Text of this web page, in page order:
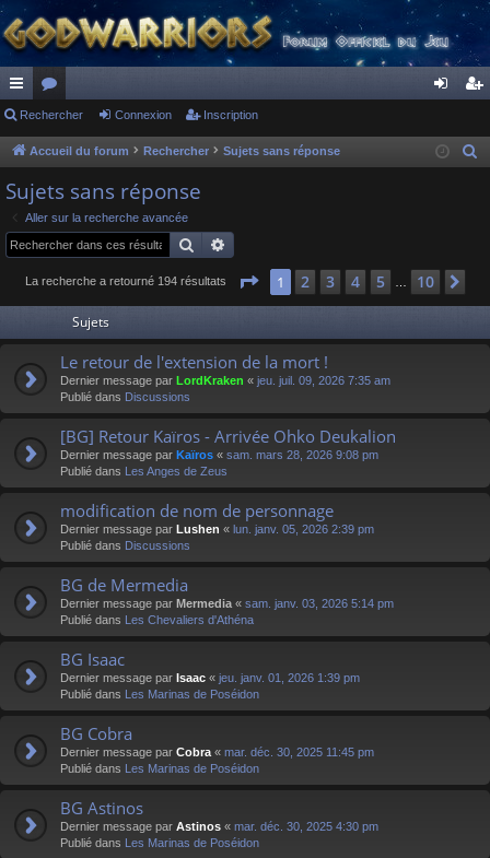
ac
co
ur
ci
s
or
u
s
ne cri
Rechercher Connexion Inscription
Accueil du forum Rechercher Sujets sans réponse
e
Sujets sans réponse
Aller sur la recherche avancée
Rechercher
La recherche a retourné 194 résultats Page 1sur 10
1 2 3 4 5 10
Sujets
Le retour de l'extension de la mort !
Dernier message par LordKraken « jeu. juil. 09, 2026 7:35 am
Publié dans Discussions
[BG] Retour Kaïros - Arrivée Ohko Deukalion
Dernier message par Kaïros « sam. mars 28, 2026 9:08 pm
Publié dans Les Anges de Zeus
modification de nom de personnage
Dernier message par Lushen « lun. janv. 05, 2026 2:39 pm
Publié dans Discussions
BG de Mermedia
Dernier message par Mermedia « sam. janv. 03, 2026 5:14 pm
Publié dans Les Chevaliers d'Athéna
BG Isaac
Dernier message par Isaac « jeu. janv. 01, 2026 1:39 pm
Publié dans Les Marinas de Poséidon
BG Cobra
Dernier message par Cobra « mar. déc. 30, 2025 11:45 pm
Publié dans Les Marinas de Poséidon
BG Astinos
Dernier message par Astinos « mar. déc. 30, 2025 4:30 pm
Publié dans Les Marinas de Poséidon